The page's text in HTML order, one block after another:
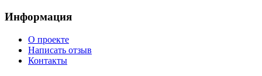
Информация
О проекте
Написать отзыв
Контакты